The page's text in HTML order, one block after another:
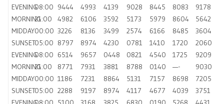
EVENING08:00 9444 4993 4139 9028 8445 8083
9178
MORNING21:00 4982 6106 3592 5173 5979 8604
5642
MIDDAY00:00 3226 8136 3499 2574 6166 8485
3604
SUNSET05:00 8797 8974 4230 0781 1410 1720
2060
EVENING08:00 6514 9657 0448 0821 4540 1725
9209
MORNING21:00 8771 7931 3881 8788 0140 —-
9030
MIDDAY00:00 1186 7231 8864 5131 7157 8698
7205
SUNSET05:00 2288 9197 8974 4117 4677 4039
3751